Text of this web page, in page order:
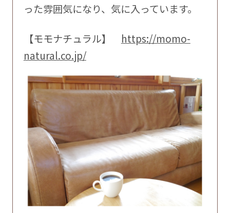
った雰囲気になり、気に入っています。
【モモナチュラル】 https://momo-
natural.co.jp/